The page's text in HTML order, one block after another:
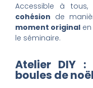
Accessible à
cohésion de
moment originalen
le séminaire.
Atelier DIY
boules de